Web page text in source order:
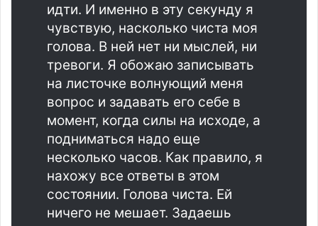
идти. И именно в эту секунду я
чувствую, насколько чиста моя
голова. В ней нет ни мыслей, ни
тревоги. Я обожаю записывать
на листочке волнующий меня
вопрос и задавать его себе в
момент, когда силы на исходе, а
подниматься надо еще
несколько часов. Как правило, я
нахожу все ответы в этом
состоянии. Голова чиста. Ей
ничего не мешает. Задаешь